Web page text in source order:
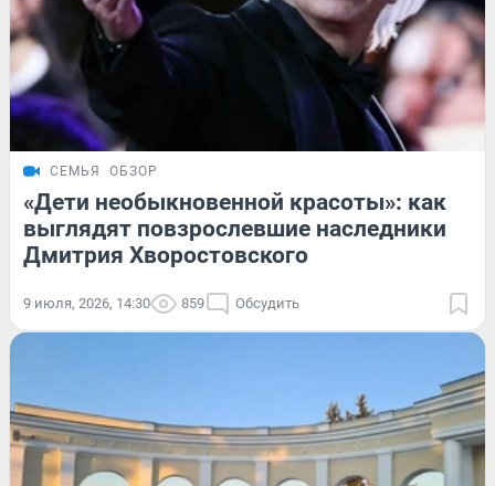
СЕМЬЯ ОБЗОР
«Дети необыкновенной красоты»: как
выглядят повзрослевшие наследники
Дмитрия Хворостовского
9 июля, 2026, 14:30 859 Обсудить